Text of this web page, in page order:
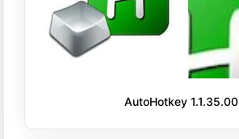
AutoHotkey 1.1.35.00